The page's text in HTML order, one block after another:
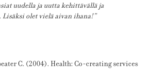
uudella ja uutta kehittävällä ja
Lisäksi olet vielä aivan ihana!”
C. (2004). Health: Co-creating services